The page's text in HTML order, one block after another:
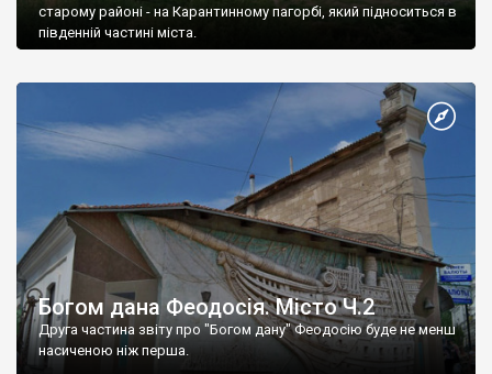
старому районі - на Карантинному пагорбі, який підноситься в
південній частині міста.
Богом дана Феодосія. Місто Ч.2
Друга частина звіту про "Богом дану" Феодосію буде не менш
насиченою ніж перша.